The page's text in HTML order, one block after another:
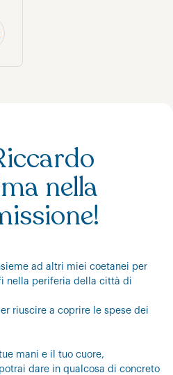
nella
ad altri miei coetanei per
nella periferia della città di
riuscire a coprire le spese dei
mani e il tuo cuore,
dare in qualcosa di concreto